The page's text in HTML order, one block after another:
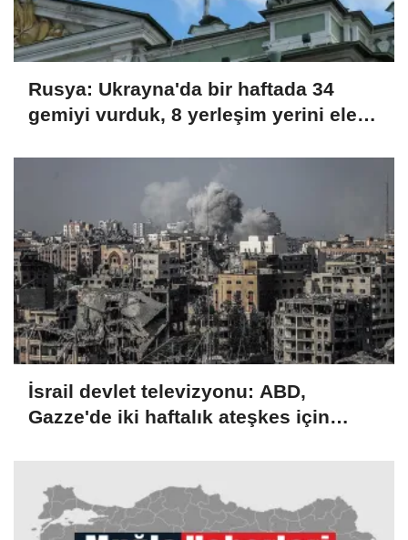
Rusya: Ukrayna'da bir haftada 34
gemiyi vurduk, 8 yerleşim yerini ele
İsrail devlet televizyonu: ABD,
Gazze'de iki haftalık ateşkes için